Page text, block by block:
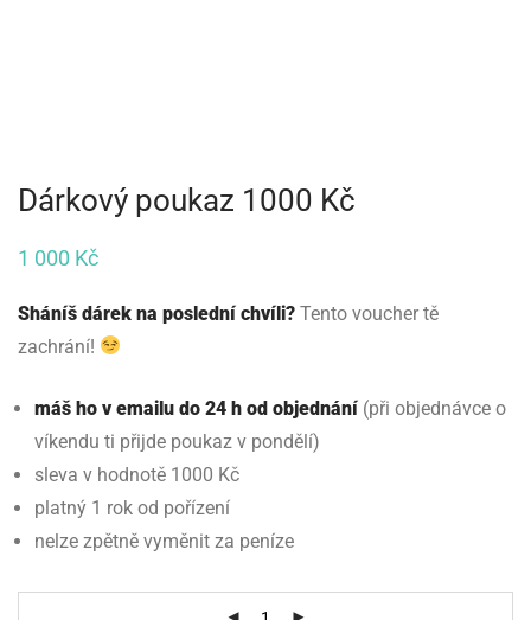
Dárkový poukaz 1000 Kč
1 000 Kč
Sháníš dárek na poslední chvíli? Tento voucher tě
zachrání!
máš ho v emailu do 24 h od objednání (při objednávce o
víkendu ti přijde poukaz v pondělí)
sleva v hodnotě 1000 Kč
platný 1 rok od pořízení
nelze zpětně vyměnit za peníze